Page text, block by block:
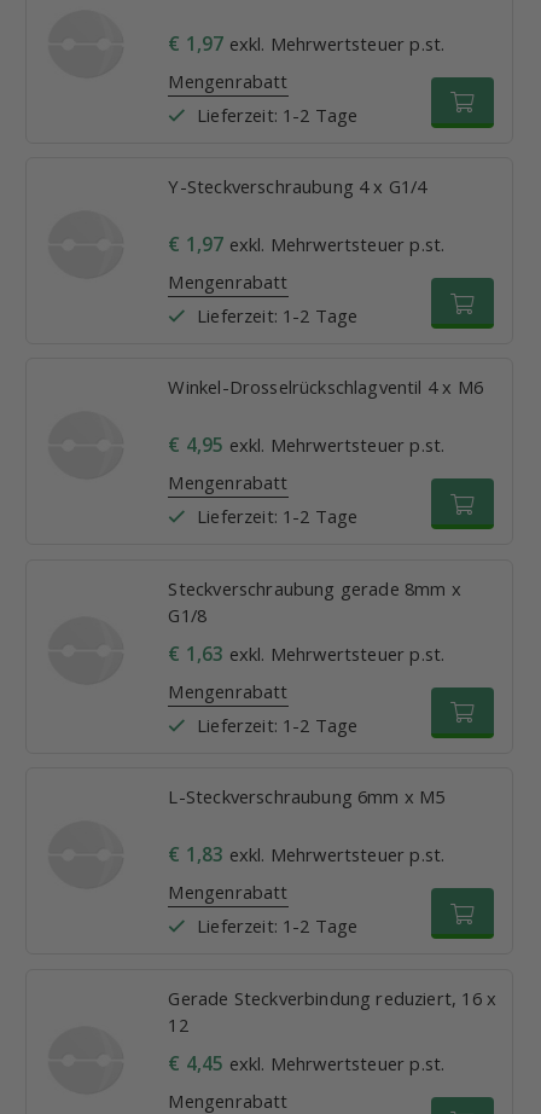
€ 1,97 exkl. Mehrwertsteuer p.st.
Mengenrabatt
Lieferzeit: 1-2 Tage
Y-Steckverschraubung 4 x G1/4
€ 1,97 exkl. Mehrwertsteuer p.st.
Mengenrabatt
Lieferzeit: 1-2 Tage
Winkel-Drosselrückschlagventil 4 x M6
€ 4,95 exkl. Mehrwertsteuer p.st.
Mengenrabatt
Lieferzeit: 1-2 Tage
Steckverschraubung gerade 8mm x
G1/8
€ 1,63 exkl. Mehrwertsteuer p.st.
Mengenrabatt
Lieferzeit: 1-2 Tage
L-Steckverschraubung 6mm x M5
€ 1,83 exkl. Mehrwertsteuer p.st.
Mengenrabatt
Lieferzeit: 1-2 Tage
Gerade Steckverbindung reduziert, 16 x
12
€ 4,45 exkl. Mehrwertsteuer p.st.
Mengenrabatt